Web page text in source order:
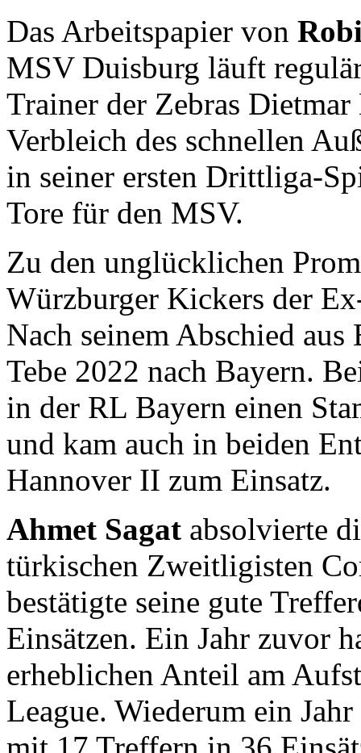
Das Arbeitspapier von
MSV Duisburg läuft
Trainer der Zebras
Verbleich des schnellen
in seiner ersten Drittliga-
Tore für den MSV.
Zu den unglücklichen
Würzburger Kickers der
Nach seinem Abschied
Tebe 2022 nach Bayern.
in der RL Bayern einen
und kam auch in beiden
Hannover II zum Einsatz.
Ahmet Sagat absolvierte
türkischen Zweitligisten
bestätigte seine gute
Einsätzen. Ein Jahr zuvor
erheblichen Anteil am
League. Wiederum ein